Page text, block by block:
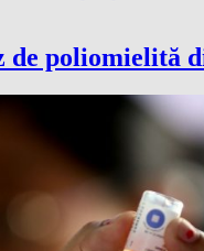
poliomielită